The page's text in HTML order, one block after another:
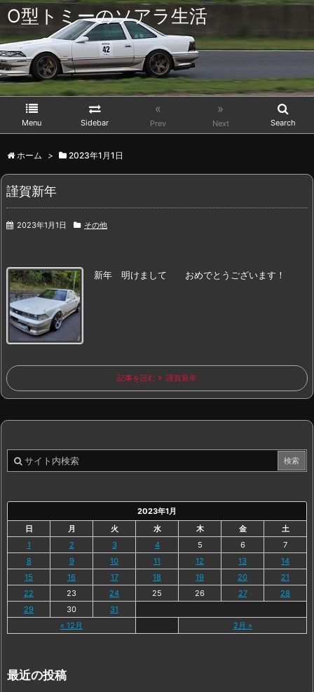
O型トミーのソアラ生活
Menu Sidebar
«
Prev
»
Next Search
ホーム > 2023年1月1日
謹賀新年
2023年1月1日 その他
新年 明けまして おめでとうございます！
記事を読む 謹賀新年
2023年1月
日
月 火 水 木 金 土
« 12月 2月 »
1 2 3 4 5 6
7
8
9 10 11 12 13
14
15
16 17 18 19 20
21
22
23 24 25 26 27
28
29
30 31
最近の投稿